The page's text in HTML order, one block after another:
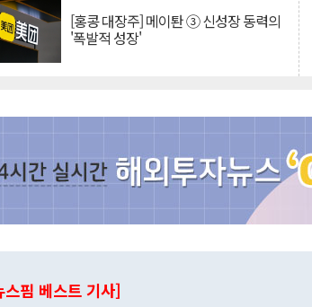
[홍콩 대장주] 메이퇀 ③ 신성장 동력의
'폭발적 성장'
스핌 베스트 기사]